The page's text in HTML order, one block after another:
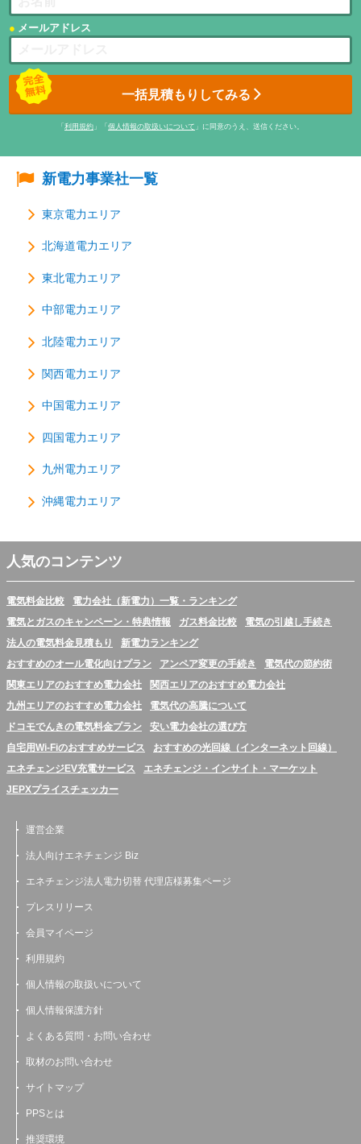
メールアドレス
一括見積もりしてみる
「 利用規約 」「 個人情報の取扱いについて 」に同意のうえ、送信ください。
新電力事業社一覧
東京電力エリア
北海道電力エリア
東北電力エリア
中部電力エリア
北陸電力エリア
関西電力エリア
中国電力エリア
四国電力エリア
九州電力エリア
沖縄電力エリア
人気のコンテンツ
電気料金比較
電力会社（新電力）一覧・ランキング
電気とガスのキャンペーン・特典情報
ガス料金比較
電気の引越し手続き
法人の電気料金見積もり
新電力ランキング
おすすめのオール電化向けプラン
アンペア変更の手続き
電気代の節約術
関東エリアのおすすめ電力会社
関西エリアのおすすめ電力会社
九州エリアのおすすめ電力会社
電気代の高騰について
ドコモでんきの電気料金プラン
安い電力会社の選び方
自宅用Wi-Fiのおすすめサービス
おすすめの光回線（インターネット回線）
エネチェンジEV充電サービス
エネチェンジ・インサイト・マーケット
JEPXプライスチェッカー
運営企業
法人向けエネチェンジ Biz
エネチェンジ法人電力切替 代理店様募集ページ
プレスリリース
会員マイページ
利用規約
個人情報の取扱いについて
個人情報保護方針
よくある質問・お問い合わせ
取材のお問い合わせ
サイトマップ
PPSとは
推奨環境